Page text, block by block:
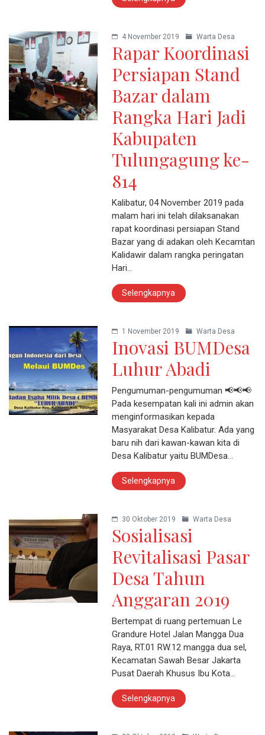
4 November 2019 Warta Desa
Rapar Koordinasi
Persiapan Stand
Bazar dalam
Rangka Hari Jadi
Kabupaten
Tulungagung ke-
814
Kalibatur, 04 November 2019 pada
malam hari ini telah dilaksanakan
rapat koordinasi persiapan Stand
Bazar yang di adakan oleh Kecamtan
Kalidawir dalam rangka peringatan
Hari…
Selengkapnya
1 November 2019 Warta Desa
Inovasi BUMDesa
Luhur Abadi
Pengumuman-pengumuman 📢📢📢
Pada kesempatan kali ini admin akan
menginformasikan kepada
Masyarakat Desa Kalibatur. Ada yang
baru nih dari kawan-kawan kita di
Desa Kalibatur yaitu BUMDesa…
Selengkapnya
30 Oktober 2019 Warta Desa
Sosialisasi
Revitalisasi Pasar
Desa Tahun
Anggaran 2019
Bertempat di ruang pertemuan Le
Grandure Hotel Jalan Mangga Dua
Raya, RT.01 RW.12 mangga dua sel,
Kecamatan Sawah Besar Jakarta
Pusat Daerah Khusus Ibu Kota…
Selengkapnya